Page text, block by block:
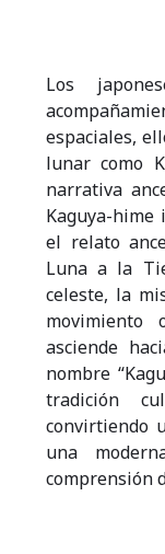
Los
espaciales,
lunar como
narrativa
Kaguya-
el relato
Luna a la
celeste, la
movimiento
asciende
nombre
tradición
convirtiendo
una
comprensión